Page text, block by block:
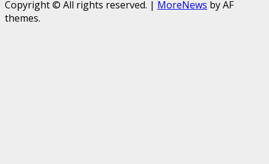
Copyright © All rights reserved. | MoreNews by AF
themes.